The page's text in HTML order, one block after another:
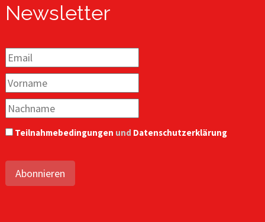
Newsletter
Teilnahmebedingungen und Datenschutzerklärung
Abonnieren